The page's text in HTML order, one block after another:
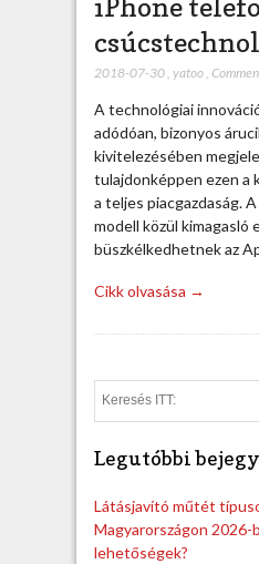
2018-07-30, yatoo,
A technológiai
adódóan, bizonyos
kivitelezésében
tulajdonképpen ezen a
a teljes piacgazdaság.
modell közül kimagasló
büszkélkedhetnek az
Cikk olvasása →
Legutóbbi
Látásjavító műtét
Magyarországon 2026-
lehetőségek?